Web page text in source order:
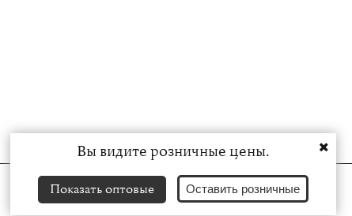
Вы видите розничные цены.
Показать оптовые Оставить розничные
8 800 222-62-02